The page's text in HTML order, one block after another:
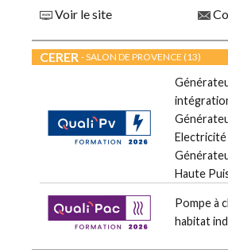
Voir le site
CERER - SALON DE PROVENCE (13)
Electricité
Haute
Pompe à
habitat